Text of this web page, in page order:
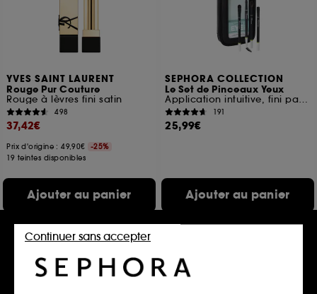
YVES SAINT LAURENT
Rouge Pur Couture
Rouge à lèvres fini satin
498
37,42€
Prix d'origine : 49,90€
-25%
19 teintes disponibles
Ajouter au panier
SEPHORA COLLECTION
Le Set de Pinceaux Yeux
Application intuitive, fini parfait
191
25,99€
Ajouter au panier
Continuer sans accepter